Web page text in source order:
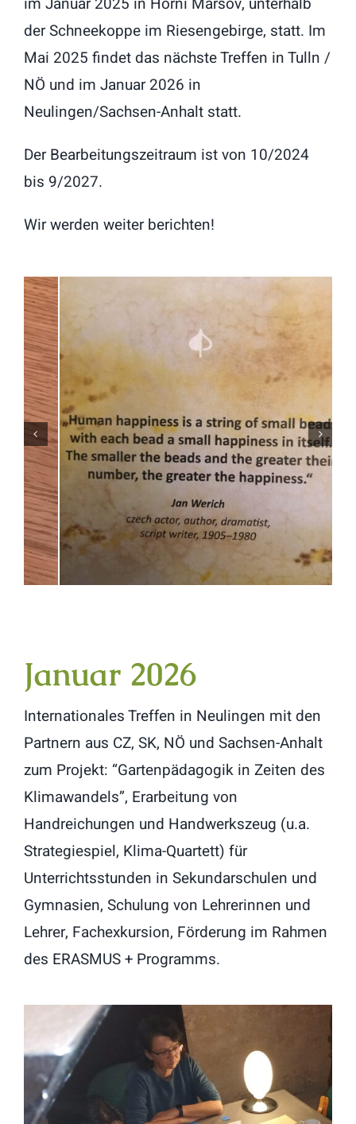
der Schneekoppe im Riesengebirge, statt. Im
Mai 2025 findet das nächste Treffen in Tulln /
NÖ und im Januar 2026 in
Neulingen/Sachsen-Anhalt statt.
Der Bearbeitungszeitraum ist von 10/2024
bis 9/2027.
Wir werden weiter berichten!
Januar 2026
Internationales Treffen in Neulingen mit den
Partnern aus CZ, SK, NÖ und Sachsen-Anhalt
zum Projekt: “Gartenpädagogik in Zeiten des
Klimawandels”, Erarbeitung von
Handreichungen und Handwerkszeug (u.a.
Strategiespiel, Klima-Quartett) für
Unterrichtsstunden in Sekundarschulen und
Gymnasien, Schulung von Lehrerinnen und
Lehrer, Fachexkursion, Förderung im Rahmen
des ERASMUS + Programms.